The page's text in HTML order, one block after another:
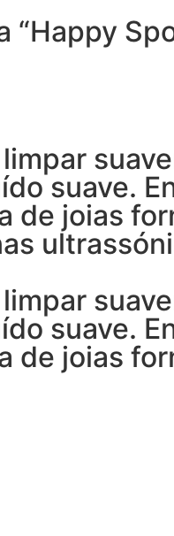
“Happy
suave.
de joias
suave.
de joias